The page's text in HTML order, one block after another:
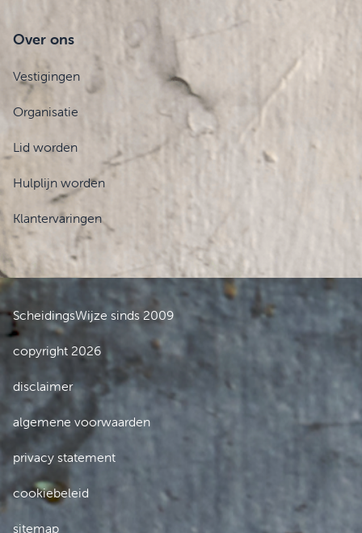
Over ons
Vestigingen
Organisatie
Lid worden
Hulplijn worden
Klantervaringen
ScheidingsWijze sinds 2009
copyright 2026
disclaimer
algemene voorwaarden
privacy statement
cookiebeleid
sitemap